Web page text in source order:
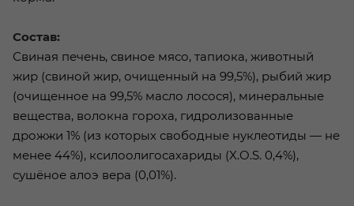
Состав:
Свиная печень, свиное мясо, тапиока, животный
жир (свиной жир, очищенный на 99,5%), рыбий жир
(очищенное на 99,5% масло лосося), минеральные
вещества, волокна гороха, гидролизованные
дрожжи 1% (из которых свободные нуклеотиды — не
менее 44%), ксилоолигосахариды (X.O.S. 0,4%),
сушёное алоэ вера (0,01%).